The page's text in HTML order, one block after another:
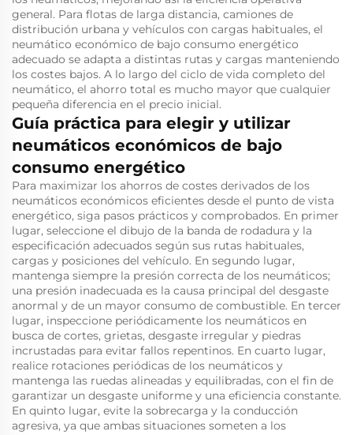
general. Para flotas de larga distancia, camiones de
distribución urbana y vehículos con cargas habituales, el
neumático económico de bajo consumo energético
adecuado se adapta a distintas rutas y cargas manteniendo
los costes bajos. A lo largo del ciclo de vida completo del
neumático, el ahorro total es mucho mayor que cualquier
pequeña diferencia en el precio inicial.
Guía práctica para elegir y utilizar
neumáticos económicos de bajo
consumo energético
Para maximizar los ahorros de costes derivados de los
neumáticos económicos eficientes desde el punto de vista
energético, siga pasos prácticos y comprobados. En primer
lugar, seleccione el dibujo de la banda de rodadura y la
especificación adecuados según sus rutas habituales,
cargas y posiciones del vehículo. En segundo lugar,
mantenga siempre la presión correcta de los neumáticos;
una presión inadecuada es la causa principal del desgaste
anormal y de un mayor consumo de combustible. En tercer
lugar, inspeccione periódicamente los neumáticos en
busca de cortes, grietas, desgaste irregular y piedras
incrustadas para evitar fallos repentinos. En cuarto lugar,
realice rotaciones periódicas de los neumáticos y
mantenga las ruedas alineadas y equilibradas, con el fin de
garantizar un desgaste uniforme y una eficiencia constante.
En quinto lugar, evite la sobrecarga y la conducción
agresiva, ya que ambas situaciones someten a los